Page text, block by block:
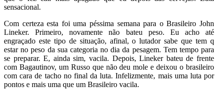
sensacional.
Com certeza esta foi uma péssima semana para o Brasileiro John
Lineker. Primeiro, novamente não bateu peso. Eu acho até
engraçado este tipo de situação, afinal, o lutador sabe que tem q
estar no peso da sua categoria no dia da pesagem. Tem tempo para
se preparar. E, ainda sim, vacila. Depois, Lineker bateu de frente
com Bagautinov, um Russo que não deu mole e deixou o brasileiro
com cara de tacho no final da luta. Infelizmente, mais uma luta por
pontos e mais uma que um Brasileiro vacila.